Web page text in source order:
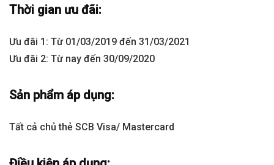
Thời gian ưu đãi:
Ưu đãi 1: Từ 01/03/2019 đến 31/03/2021
Ưu đãi 2: Từ nay đến 30/09/2020
Sản phẩm áp dụng:
Tất cả chủ thẻ SCB Visa/ Mastercard